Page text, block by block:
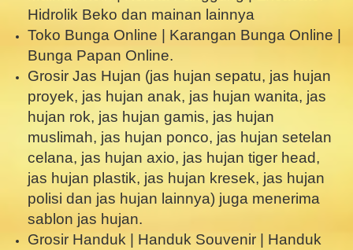
Hidrolik Beko dan mainan lainnya
Toko Bunga Online | Karangan Bunga Online |
Bunga Papan Online.
Grosir Jas Hujan (jas hujan sepatu, jas hujan
proyek, jas hujan anak, jas hujan wanita, jas
hujan rok, jas hujan gamis, jas hujan
muslimah, jas hujan ponco, jas hujan setelan
celana, jas hujan axio, jas hujan tiger head,
jas hujan plastik, jas hujan kresek, jas hujan
polisi dan jas hujan lainnya) juga menerima
sablon jas hujan.
Grosir Handuk | Handuk Souvenir | Handuk